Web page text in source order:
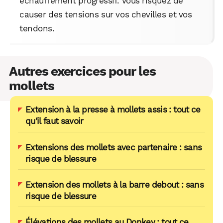
causer des tensions sur vos chevilles et vos
tendons.
Autres exercices pour les
mollets
Extension à la presse à mollets assis : tout ce
qu’il faut savoir
Extensions des mollets avec partenaire : sans
risque de blessure
Extension des mollets à la barre debout : sans
risque de blessure